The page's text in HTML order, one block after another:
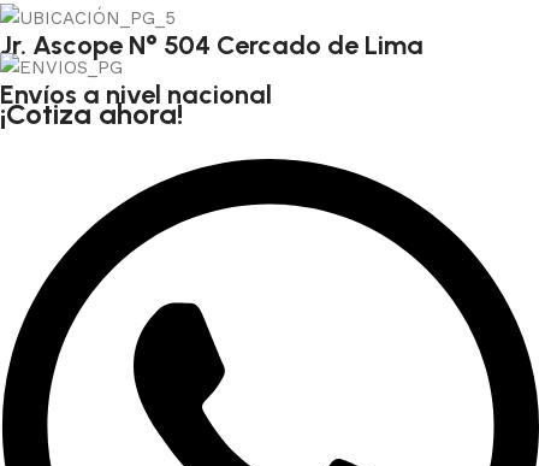
Jr. Ascope N° 504 Cercado de Lima
Envíos a nivel nacional
¡Cotiza ahora!